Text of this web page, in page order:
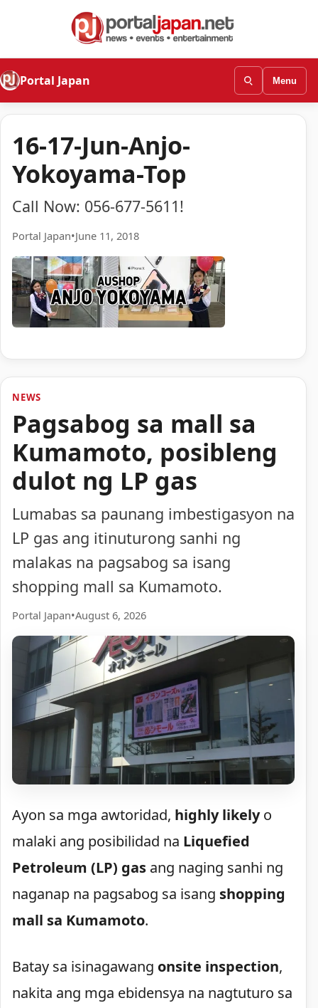
Portal Japan Menu
16-17-Jun-Anjo-
Yokoyama-Top
Call Now: 056-677-5611!
Portal Japan•June 11, 2018
NEWS
Pagsabog sa mall sa
Kumamoto, posibleng
dulot ng LP gas
Lumabas sa paunang imbestigasyon na
LP gas ang itinuturong sanhi ng
malakas na pagsabog sa isang
shopping mall sa Kumamoto.
Portal Japan•August 6, 2026
Ayon sa mga awtoridad, highly likelyo
malaki ang posibilidad na Liquefied
Petroleum (LP) gas ang naging sanhi ng
naganap na pagsabog sa isang shopping
mall sa Kumamoto.
Batay sa isinagawang onsite inspection,
nakita ang mga ebidensya na nagtuturo sa